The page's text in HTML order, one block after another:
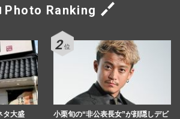
Photo Ranking
タ大盛
小栗旬の“非公表長女”が顔隠しデビ